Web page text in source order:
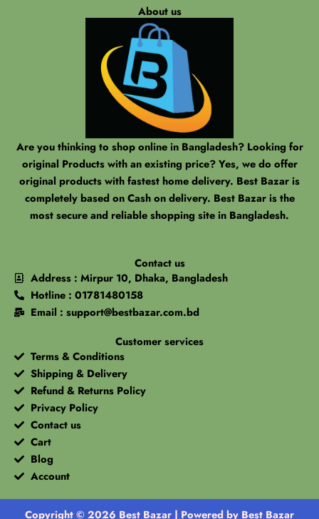
About us
Are you thinking to shop online in Bangladesh? Looking for
original Products with an existing price? Yes, we do offer
original products with fastest home delivery. Best Bazar is
completely based on Cash on delivery. Best Bazar is the
most secure and reliable shopping site in Bangladesh.
Contact us
Address : Mirpur 10, Dhaka, Bangladesh
Hotline : 01781480158
Email : support@bestbazar.com.bd
Customer services
Terms & Conditions
Shipping & Delivery
Refund & Returns Policy
Privacy Policy
Contact us
Cart
Blog
Account
Copyright © 2026 Best Bazar | Powered by Best Bazar